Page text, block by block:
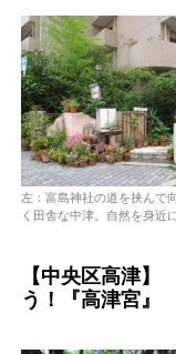
左：富島神社の道を挟んで
く田舎な中津。自然を身近
【中央区高津
う！『高津宮』